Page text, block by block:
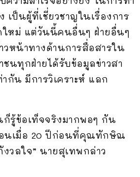
เป็นผู้ที่เชี่ยวชาญในเรื่องการ
ใหม่ แต่วันนี้คนอื่นๆ ฝ่ายอื่นๆ
วหน้าทางด้านการสื่อสารใน
ชนทุกฝ่ายได้รับข้อมูลข่าวสา
กัน มีการวิเคราะห์ แลก
รู้ข้อเท็จจริงมากพอๆ กัน
นเมื่อ 20 ปีก่อนที่คุณทักษิณ
วลใจ” นายสุเทพกล่าว